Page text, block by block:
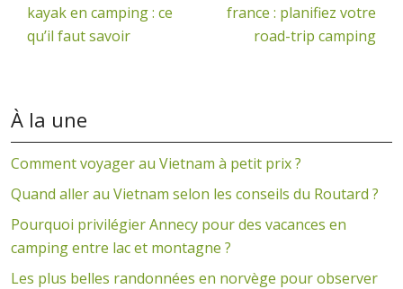
kayak en camping : ce
qu’il faut savoir
france : planifiez votre
road-trip camping
À la une
Comment voyager au Vietnam à petit prix ?
Quand aller au Vietnam selon les conseils du Routard ?
Pourquoi privilégier Annecy pour des vacances en
camping entre lac et montagne ?
Les plus belles randonnées en norvège pour observer